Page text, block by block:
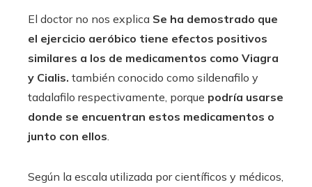
El doctor no nos explica Se ha demostrado que
el ejercicio aeróbico tiene efectos positivos
similares a los de medicamentos como Viagra
y Cialis. también conocido como sildenafilo y
tadalafilo respectivamente, porque podría usarse
donde se encuentran estos medicamentos o
junto con ellos
Según la escala utilizada por científicos y médicos,